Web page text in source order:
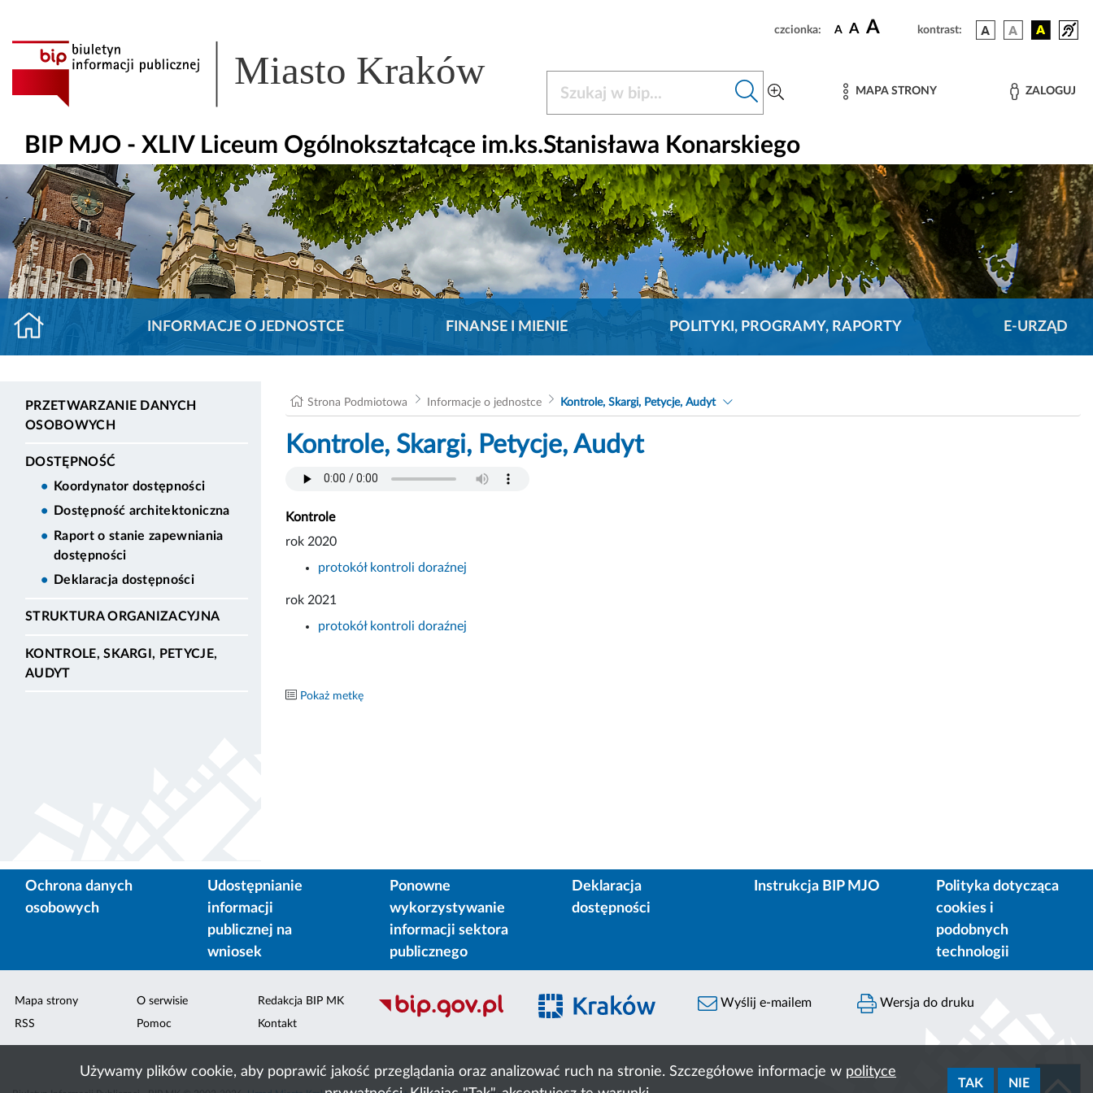
Używamy plików cookie, aby poprawić jakość przeglądania oraz analizować ruch na stronie. Szczegółowe informacje w polityce
TAK NIE
czcionka: A A A kontrast:
Miasto Kraków MAPA STRONY ZALOGUJ
BIP MJO - XLIV Liceum Ogólnokształcące im.ks.Stanisława Konarskiego
INFORMACJE O JEDNOSTCE FINANSE I MIENIE POLITYKI, PROGRAMY, RAPORTY E-URZĄD
PRZETWARZANIE DANYCH
OSOBOWYCH
DOSTĘPNOŚĆ
Koordynator dostępności
Dostępność architektoniczna
Raport o stanie zapewniania
dostępności
Deklaracja dostępności
STRUKTURA ORGANIZACYJNA
KONTROLE, SKARGI, PETYCJE,
AUDYT
Strona Podmiotowa Informacje o jednostce Kontrole, Skargi, Petycje, Audyt
Kontrole, Skargi, Petycje, Audyt
Kontrole
rok 2020
protokół kontroli doraźnej
rok 2021
protokół kontroli doraźnej
Pokaż metkę
Ochrona danych
osobowych
Udostępnianie
informacji
publicznej na
wniosek
Ponowne
wykorzystywanie
informacji sektora
publicznego
Deklaracja
dostępności
Instrukcja BIP MJO
Polityka dotycząca
cookies i
podobnych
technologii
Mapa strony
RSS
O serwisie
Pomoc
Redakcja BIP MK
Kontakt
Wyślij e-mailem Wersja do druku